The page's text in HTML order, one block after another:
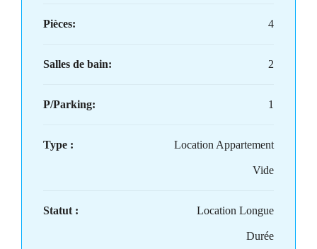
Pièces: 4
Salles de bain: 2
P/Parking: 1
Type : Location Appartement
Vide
Statut : Location Longue
Durée